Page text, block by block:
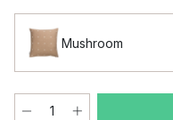
Mushroom